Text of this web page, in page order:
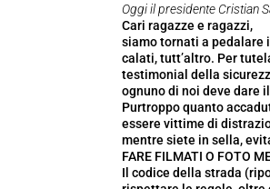
Oggi il presidente Cristian
Cari ragazze e ragazzi,
siamo tornati a pedalare
calati, tutt’altro. Per
testimonial della
ognuno di noi deve dare
Purtroppo quanto
essere vittime di
mentre siete in sella,
FARE FILMATI O FOTO
Il codice della strada